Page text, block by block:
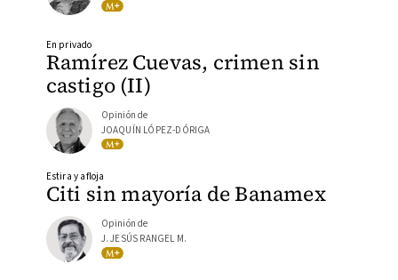
Ramírez Cuevas, crimen sin
castigo (II)
En privado
Opinión de
JOAQUÍN LÓPEZ-DÓRIGA
Citi sin mayoría de Banamex
Estira y afloja
Opinión de
J. JESÚS RANGEL M.